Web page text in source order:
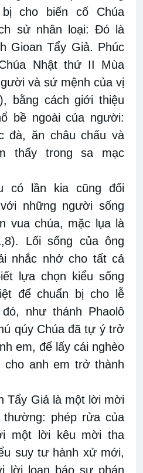
cho biến cố Chúa
sử nhân loại: Đó là
Gioan Tẩy Giả. Phúc
Nhật thứ II Mùa
và sứ mệnh của vị
bằng cách giới thiệu
bề ngoài của người:
đà, ăn châu chấu và
thấy trong sa mạc
có lần kia cũng đối
những người sống
vua chúa, mặc lụa là
Lối sống của ông
nhắc nhở cho tất cả
lựa chọn kiểu sống
để chuẩn bị cho lễ
như thánh Phaolô
qúy Chúa đã tự ý trở
em, để lấy cái nghèo
anh em trở thành
Tẩy Giả là một lời mời
thường: phép rửa của
một lời kêu mời tha
suy tư hành xử mới,
lời loan báo sự phán